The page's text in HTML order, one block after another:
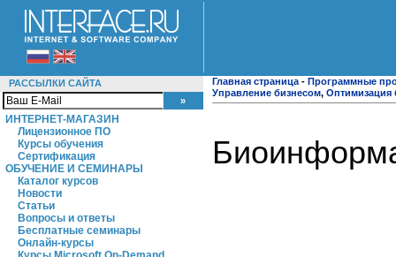
РАССЫЛКИ САЙТА
ИНТЕРНЕТ-МАГАЗИН
Лицензионное ПО
Курсы обучения
Сертификация
ОБУЧЕНИЕ И СЕМИНАРЫ
Каталог курсов
Новости
Статьи
Вопросы и ответы
Бесплатные семинары
Онлайн-курсы
Главная страница - Программные
Управление бизнесом, Оптимизация